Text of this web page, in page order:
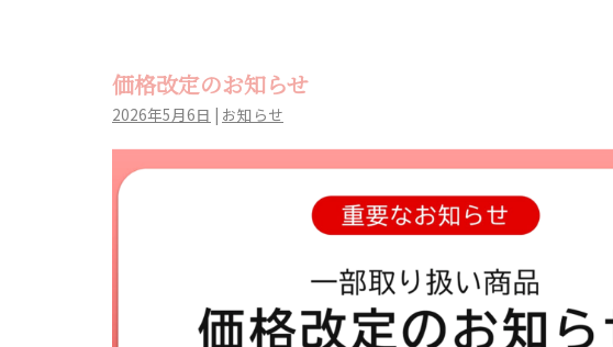
価格改定のお知らせ
2026年5月6日 | お知らせ